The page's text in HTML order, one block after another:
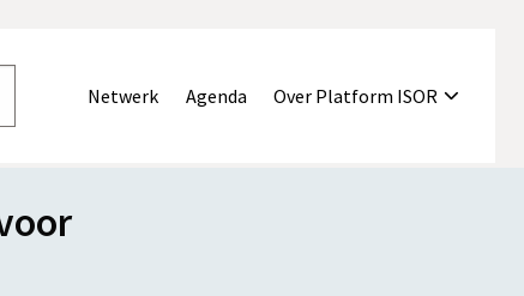
Netwerk Agenda Over Platform ISOR